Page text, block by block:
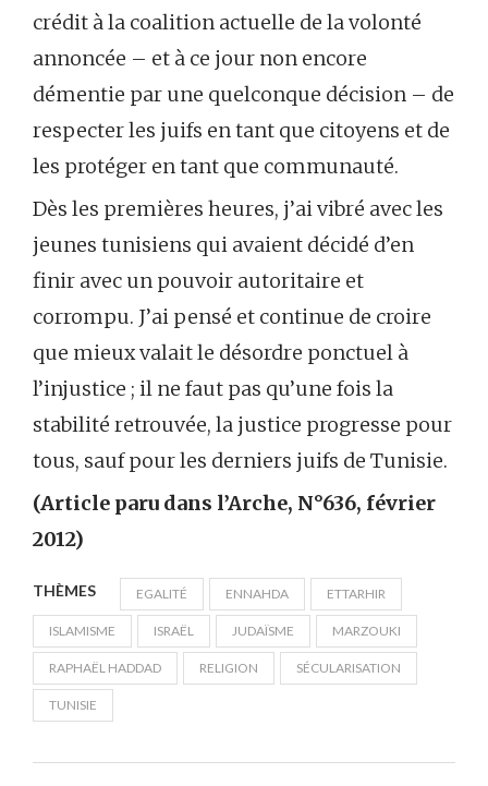
crédit à la coalition actuelle de la volonté
annoncée – et à ce jour non encore
démentie par une quelconque décision – de
respecter les juifs en tant que citoyens et de
les protéger en tant que communauté.
Dès les premières heures, j’ai vibré avec les
jeunes tunisiens qui avaient décidé d’en
finir avec un pouvoir autoritaire et
corrompu. J’ai pensé et continue de croire
que mieux valait le désordre ponctuel à
l’injustice ; il ne faut pas qu’une fois la
stabilité retrouvée, la justice progresse pour
tous, sauf pour les derniers juifs de Tunisie.
(Article paru dans l’Arche, N°636, février
2012)
THÈMES EGALITÉ ENNAHDA ETTARHIR
ISLAMISME ISRAËL JUDAÏSME MARZOUKI
RAPHAËL HADDAD RELIGION SÉCULARISATION
TUNISIE